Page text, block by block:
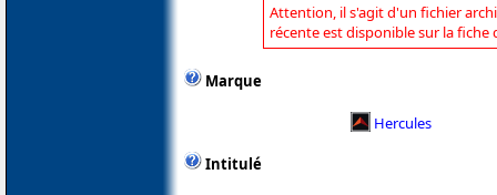
Attention, il s'agit d'un fichier
récente est disponible sur la fiche
Marque
Hercules
Intitulé